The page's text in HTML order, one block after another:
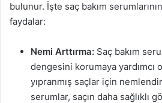
bulunur. İşte saç bakım
faydalar:
Nemi Arttırma: Saç bakım
dengesini korumaya yardımcı
yıpranmış saçlar için
serumlar, saçın daha sağlıklı